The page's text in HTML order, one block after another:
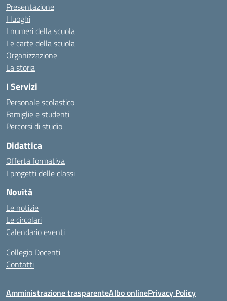
Presentazione
I luoghi
I numeri della scuola
Le carte della scuola
Organizzazione
La storia
I Servizi
Personale scolastico
Famiglie e studenti
Percorsi di studio
Didattica
Offerta formativa
I progetti delle classi
Novità
Le notizie
Le circolari
Calendario eventi
Collegio Docenti
Contatti
Amministrazione trasparenteAlbo onlinePrivacy Policy